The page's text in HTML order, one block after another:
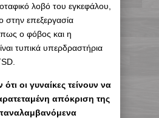
λοβό του εγκεφάλου,
στην επεξεργασία
ο φόβος και η
τυπικά υπερδραστήρια
ότι οι γυναίκες τείνουν να
απόκριση της